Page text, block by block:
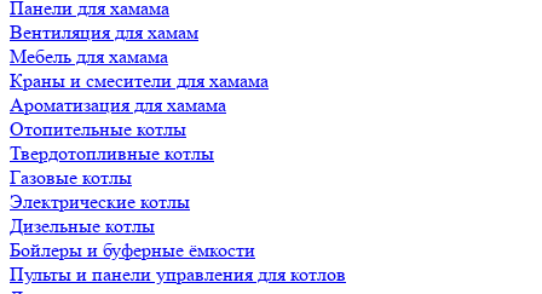
Панели для хамама
Вентиляция для хамам
Мебель для хамама
Краны и смесители для хамама
Ароматизация для хамама
Отопительные котлы
Твердотопливные котлы
Газовые котлы
Электрические котлы
Дизельные котлы
Бойлеры и буферные ёмкости
Пульты и панели управления для котлов